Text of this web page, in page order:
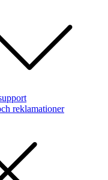
reklamationer